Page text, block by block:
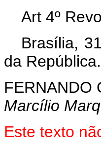
Art 4º
Brasília,
da República.
FERNANDO
Marcílio
Este texto